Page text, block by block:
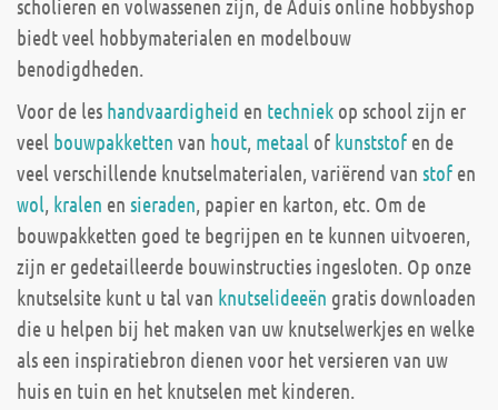
scholieren en volwassenen zijn, de Aduis online hobbyshop
biedt veel hobbymaterialen en modelbouw
benodigdheden.
Voor de les handvaardigheid en techniek op school zijn er
veel bouwpakketten van hout, metaal of kunststof en de
veel verschillende knutselmaterialen, variërend van stof en
wol, kralen en sieraden, papier en karton, etc. Om de
bouwpakketten goed te begrijpen en te kunnen uitvoeren,
zijn er gedetailleerde bouwinstructies ingesloten. Op onze
knutselsite kunt u tal van knutselideeën gratis downloaden
die u helpen bij het maken van uw knutselwerkjes en welke
als een inspiratiebron dienen voor het versieren van uw
huis en tuin en het knutselen met kinderen.